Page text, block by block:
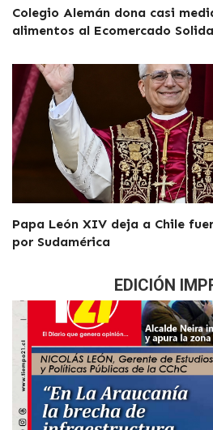
Colegio Alemán dona casi
alimentos al Ecomercado
Papa León XIV deja a Chile
por Sudamérica
EDICIÓN